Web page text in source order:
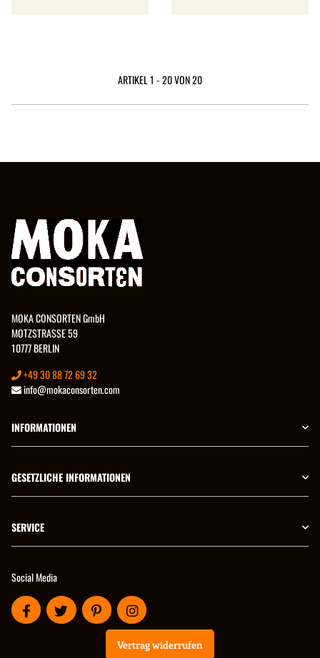
ARTIKEL 1 - 20 VON 20
MOKA CONSORTEN GmbH
MOTZSTRASSE 59
10777 BERLIN
+49 30 88 72 69 32
info@mokaconsorten.com
INFORMATIONEN
GESETZLICHE INFORMATIONEN
SERVICE
Social Media
Vertrag widerrufen